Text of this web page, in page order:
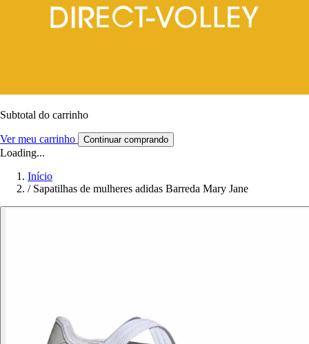
Subtotal do carrinho
Ver meu carrinho Continuar comprando
Loading...
Início
/ Sapatilhas de mulheres adidas Barreda Mary Jane